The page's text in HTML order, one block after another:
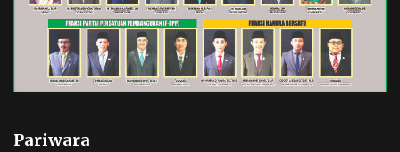
Pariwara